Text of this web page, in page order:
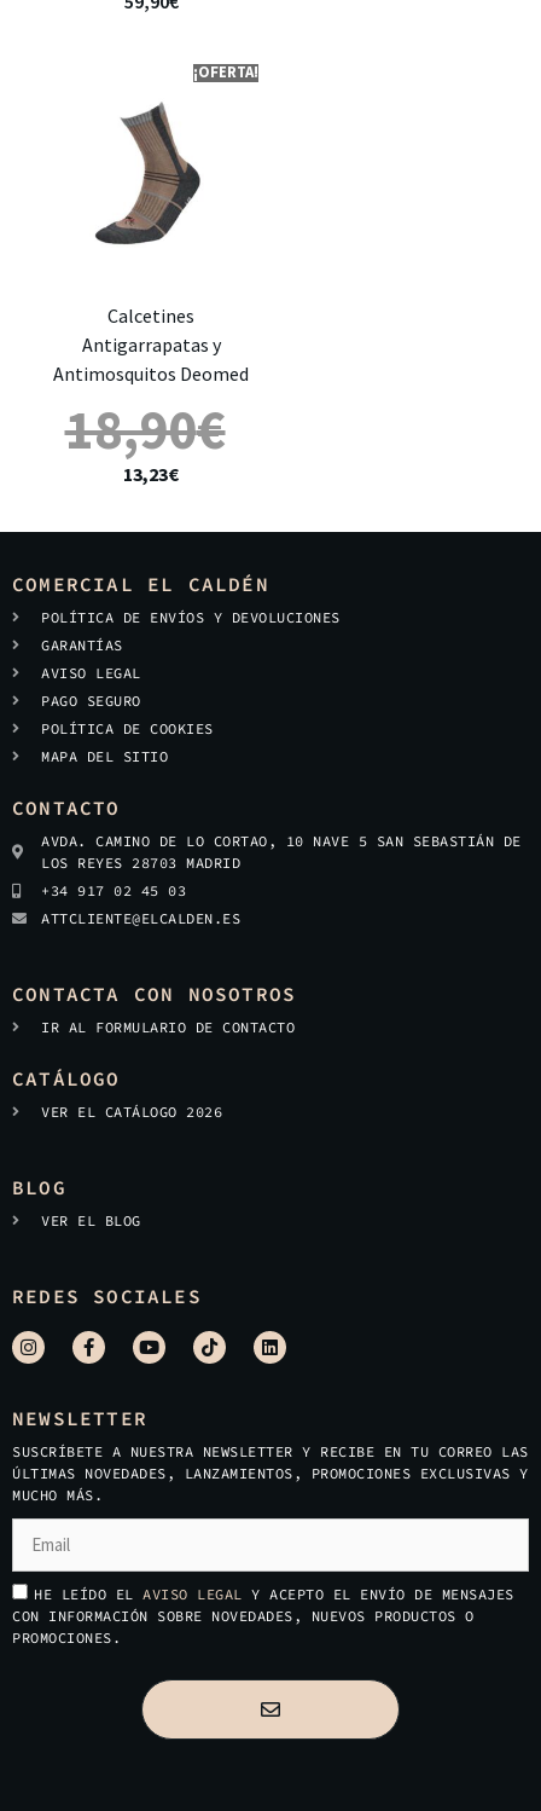
¡OFERTA!
Calcetines
Antigarrapatas y
Antimosquitos Deomed
18,90€
13,23€
COMERCIAL EL CALDÉN
POLÍTICA DE ENVÍOS Y DEVOLUCIONES
GARANTÍAS
AVISO LEGAL
PAGO SEGURO
POLÍTICA DE COOKIES
MAPA DEL SITIO
CONTACTO
AVDA. CAMINO DE LO CORTAO, 10 NAVE 5 SAN SEBASTIÁN DE
LOS REYES 28703 MADRID
+34 917 02 45 03
ATTCLIENTE@ELCALDEN.ES
CONTACTA CON NOSOTROS
IR AL FORMULARIO DE CONTACTO
CATÁLOGO
VER EL CATÁLOGO 2026
BLOG
VER EL BLOG
REDES SOCIALES
NEWSLETTER
SUSCRÍBETE A NUESTRA NEWSLETTER Y RECIBE EN TU CORREO LAS
ÚLTIMAS NOVEDADES, LANZAMIENTOS, PROMOCIONES EXCLUSIVAS Y
MUCHO MÁS.
HE LEÍDO EL AVISO LEGAL Y ACEPTO EL ENVÍO DE MENSAJES
CON INFORMACIÓN SOBRE NOVEDADES, NUEVOS PRODUCTOS O
PROMOCIONES.